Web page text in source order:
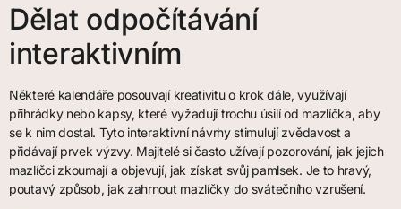
Dělat odpočítávání
interaktivním
Některé kalendáře posouvají kreativitu o krok dále, využívají
přihrádky nebo kapsy, které vyžadují trochu úsilí od mazlíčka, aby
se k nim dostal. Tyto interaktivní návrhy stimulují zvědavost a
přidávají prvek výzvy. Majitelé si často užívají pozorování, jak jejich
mazlíčci zkoumají a objevují, jak získat svůj pamlsek. Je to hravý,
poutavý způsob, jak zahrnout mazlíčky do svátečního vzrušení.